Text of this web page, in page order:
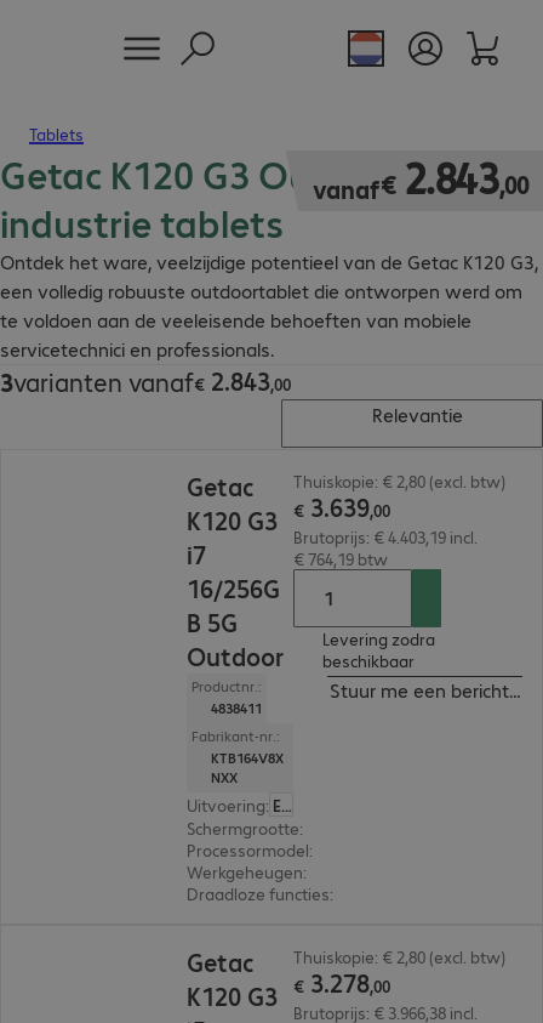
Tablets
Getac K120 G3 Outdoor
industrie tablets
Ontdek het ware, veelzijdige potentieel van de Getac K120 G3,
een volledig robuuste outdoortablet die ontworpen werd om
te voldoen aan de veeleisende behoeften van mobiele
servicetechnici en professionals.
vanaf€ 2.843,00
€ 2.843,00
3varianten vanaf€ 2.843,00
€ 2.843,00
Relevantie
Getac
K120 G3
i7
16/256G
B 5G
Outdoor
Productnr.:
4838411
Fabrikant-nr.:
KTB164V8X
NXX
Uitvoering: Europa
Schermgrootte:
Processormodel:
Werkgeheugen:
Draadloze functies:
Thuiskopie: € 2,80 (excl. btw)
€ 3.639,00
Brutoprijs: € 4.403,19 incl.
€ 764,19 btw
Levering zodra
beschikbaar
Stuur me een bericht
Getac
K120 G3
Thuiskopie: € 2,80 (excl. btw)
€ 3.278,00
Brutoprijs: € 3.966,38 incl.